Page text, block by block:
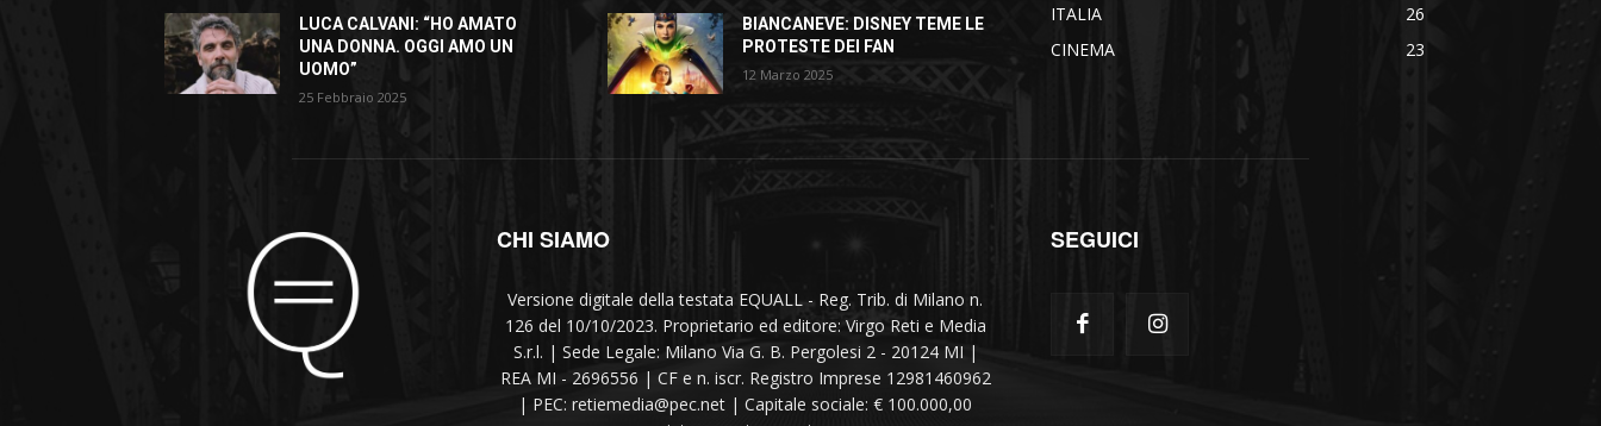
LUCA CALVANI: “HO AMATO
UNA DONNA. OGGI AMO UN
UOMO”
25 Febbraio 2025
BIANCANEVE: DISNEY TEME LE
PROTESTE DEI FAN
12 Marzo 2025
ITALIA
26
CINEMA
23
CHI SIAMO
Versione digitale della testata EQUALL - Reg. Trib. di Milano n.
126 del 10/10/2023. Proprietario ed editore: Virgo Reti e Media
S.r.l. | Sede Legale: Milano Via G. B. Pergolesi 2 - 20124 MI |
REA MI - 2696556 | CF e n. iscr. Registro Imprese 12981460962
| PEC: retiemedia@pec.net | Capitale sociale: € 100.000,00
SEGUICI